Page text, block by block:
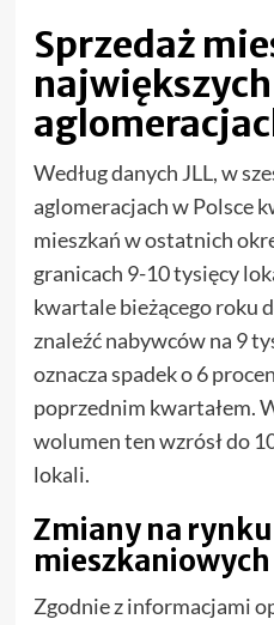
Sprzedaż
największych
Według danych JLL, w
aglomeracjach w Polsce
mieszkań w ostatnich
granicach 9-10 tysięcy
kwartale bieżącego roku
znaleźć nabywców na 9
oznacza spadek o 6
poprzednim kwartałem.
wolumen ten wzrósł do
lokali.
Zmiany na
mieszkaniowych
Zgodnie z informacjami